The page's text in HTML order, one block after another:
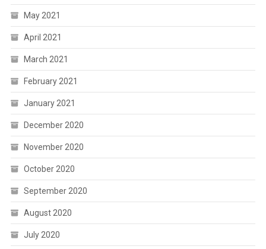
May 2021
April 2021
March 2021
February 2021
January 2021
December 2020
November 2020
October 2020
September 2020
August 2020
July 2020